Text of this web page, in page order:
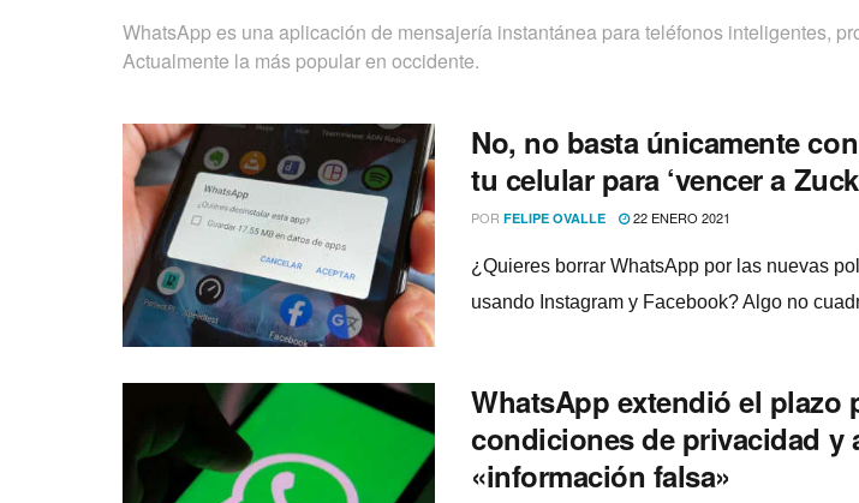
WhatsApp es una aplicación de mensajería instantánea para teléfonos inteligentes,
Actualmente la más popular en occidente.
No, no basta únicamente
tu celular para ‘vencer a
POR FELIPE OVALLE 22 ENERO 2021
¿Quieres borrar WhatsApp por las nuevas
usando Instagram y Facebook? Algo no
WhatsApp extendió el plazo
condiciones de privacidad y
«información falsa»